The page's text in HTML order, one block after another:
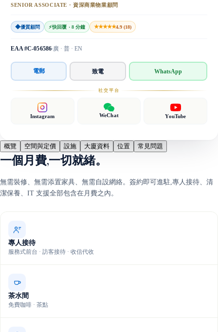
SENIOR ASSOCIATE · 資深商業物業顧問
◆優質顧問 ⚡快回覆 · 8 分鐘 ★★★★★4.9 (18)
EAA #C-056586 廣 · 普 · EN
電郵 致電 WhatsApp
社交平台
Instagram WeChat YouTube
概覽 空間與定價 設施 大廈資料 位置 常見問題
一個月費,一切就緒。
無需裝修、無需添置家具、無需自設網絡。簽約即可進駐,專人接待、清
潔保養、IT 支援全部包含在月費之內。
專人接待
服務式前台 · 訪客接待 · 收信代收
茶水間
免費咖啡 · 茶點